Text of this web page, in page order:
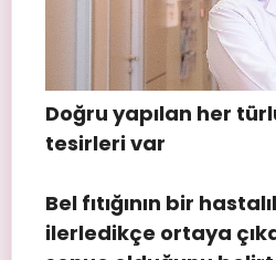
Doğru yapılan her
tesirleri var
Bel fıtığının bir
ilerledikçe ortaya